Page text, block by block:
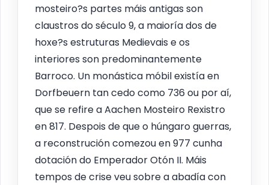
mosteiro?s partes máis antigas son
claustros do século 9, a maioría dos de
hoxe?s estruturas Medievais e os
interiores son predominantemente
Barroco. Un monástica móbil existía en
Dorfbeuern tan cedo como 736 ou por aí,
que se refire a Aachen Mosteiro Rexistro
en 817. Despois de que o húngaro guerras,
a reconstrución comezou en 977 cunha
dotación do Emperador Otón II. Máis
tempos de crise veu sobre a abadía con